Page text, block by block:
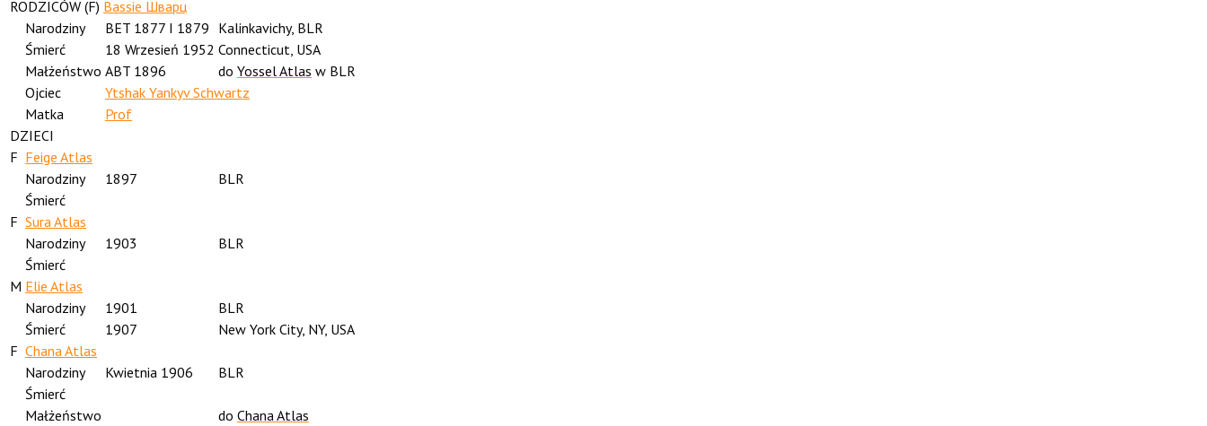
RODZICÓW (F) Bassie Шварц
Narodziny
BET 1877 I 1879 Kalinkavichy, BLR
Śmierć
18 Wrzesień 1952 Connecticut, USA
Małżeństwo ABT 1896 do Yossel Atlas w BLR
Ojciec
Ytshak Yankyv Schwartz
Matka
Prof
DZIECI
F Feige Atlas
Narodziny
1897
BLR
Śmierć
F Sura Atlas
Narodziny
1903
BLR
Śmierć
M Elie Atlas
Narodziny
1901
BLR
Śmierć
1907
New York City, NY, USA
F Chana Atlas
Narodziny
Kwietnia 1906
BLR
Śmierć
Małżeństwo
do Chana Atlas